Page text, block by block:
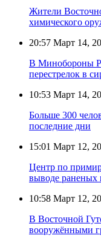
Жители
химического
20:57 Март 14,
В Минобороны
перестрелок в
10:53 Март 14,
Больше 300
последние дни
15:01 Март 12,
Центр по
выводе раненых
10:58 Март 12,
В Восточной
вооружёнными